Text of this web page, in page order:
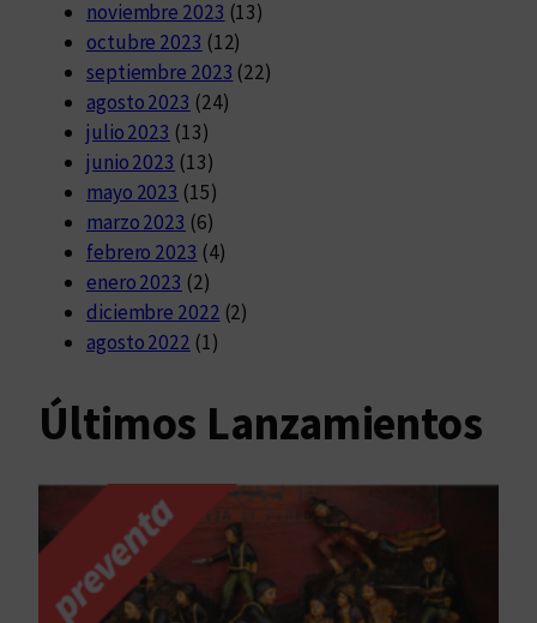
noviembre 2023 (13)
octubre 2023 (12)
septiembre 2023 (22)
agosto 2023 (24)
julio 2023 (13)
junio 2023 (13)
mayo 2023 (15)
marzo 2023 (6)
febrero 2023 (4)
enero 2023 (2)
diciembre 2022 (2)
agosto 2022 (1)
Últimos Lanzamientos